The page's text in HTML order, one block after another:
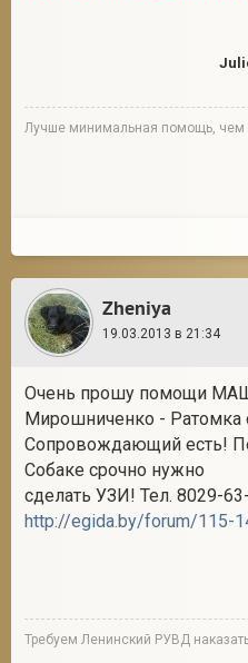
Лучше минимальная помощь, чем
Zheniya
19.03.2013 в 21:34
Очень прошу помощи
Мирошниченко - Ратомка
Сопровождающий есть!
Собаке срочно нужно
сделать УЗИ! Тел. 8029-
http://egida.by/forum/115-
Требуем Ленинский РУВД